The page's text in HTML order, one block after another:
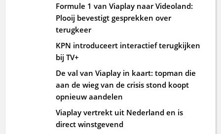
Formule 1 van Viaplay naar Videoland:
Plooij bevestigt gesprekken over
terugkeer
KPN introduceert interactief terugkijken
bij TV+
De val van Viaplay in kaart: topman die
aan de wieg van de crisis stond koopt
opnieuw aandelen
Viaplay vertrekt uit Nederland en is
direct winstgevend